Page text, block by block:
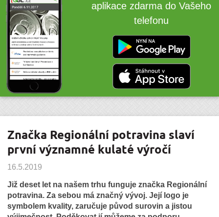
aplikace zdarma do Vašeho
telefonu
Značka Regionální potravina slaví
první významné kulaté výročí
16.5.2019
Již deset let na našem trhu funguje značka Regionální
potravina. Za sebou má značný vývoj. Její logo je
symbolem kvality, zaručuje původ surovin a jistou